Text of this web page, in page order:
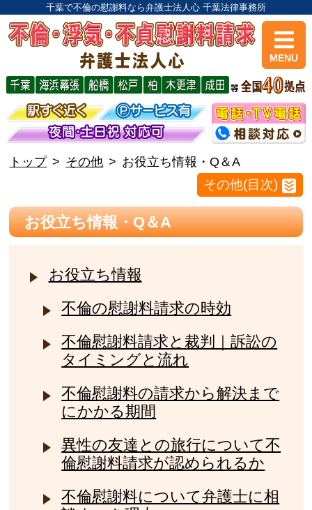
千葉で不倫の慰謝料なら弁護士法人心 千葉法律事務所
MENU
トップ その他 お役立ち情報・Q＆A
その他(目次)
お役立ち情報・Q＆A
お役立ち情報
不倫の慰謝料請求の時効
不倫慰謝料請求と裁判｜訴訟の
タイミングと流れ
不倫慰謝料の請求から解決まで
にかかる期間
異性の友達との旅行について不
倫慰謝料請求が認められるか
不倫慰謝料について弁護士に相